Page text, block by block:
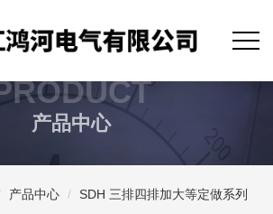
产品中心
产品中心 SDH 三排四排加大等定做系列